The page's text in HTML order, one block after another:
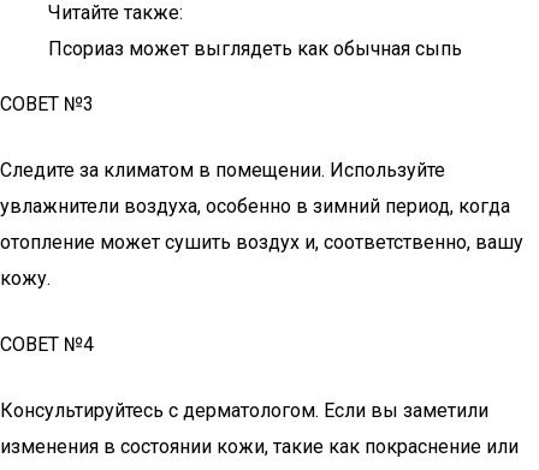
Читайте также:
Псориаз может выглядеть как обычная сыпь
СОВЕТ №3
Следите за климатом в помещении. Используйте
увлажнители воздуха, особенно в зимний период, когда
отопление может сушить воздух и, соответственно, вашу
кожу.
СОВЕТ №4
Консультируйтесь с дерматологом. Если вы заметили
изменения в состоянии кожи, такие как покраснение или